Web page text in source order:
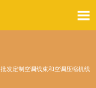

批发定制空调线束和空调压缩机线